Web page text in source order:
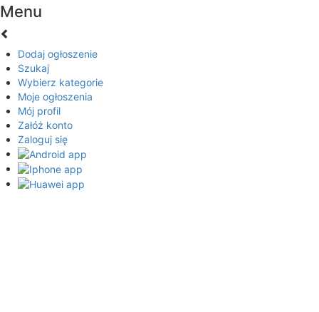
Menu
Dodaj ogłoszenie
Szukaj
Wybierz kategorie
Moje ogłoszenia
Mój profil
Załóż konto
Zaloguj się